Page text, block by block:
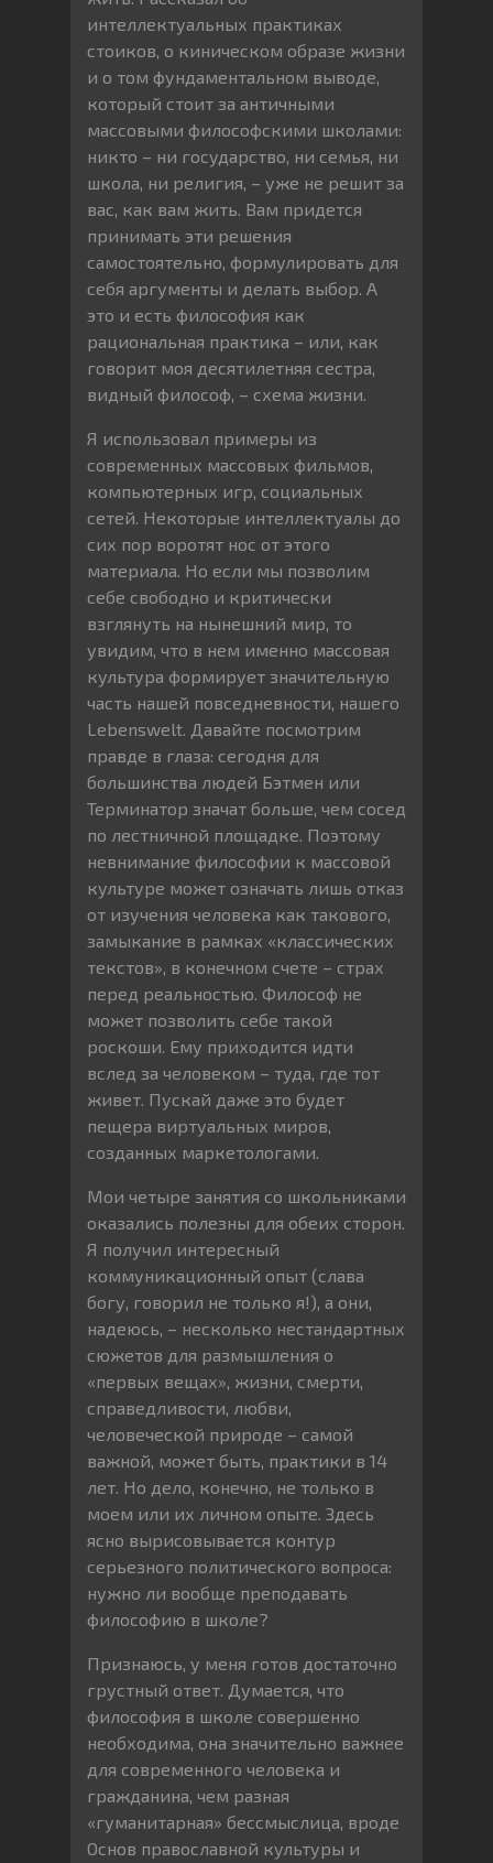
интеллектуальных практиках
стоиков, о киническом образе жизни
и о том фундаментальном выводе,
который стоит за античными
массовыми философскими школами:
никто – ни государство, ни семья, ни
школа, ни религия, – уже не решит за
вас, как вам жить. Вам придется
принимать эти решения
самостоятельно, формулировать для
себя аргументы и делать выбор. А
это и есть философия как
рациональная практика – или, как
говорит моя десятилетняя сестра,
видный философ, – схема жизни.
Я использовал примеры из
современных массовых фильмов,
компьютерных игр, социальных
сетей. Некоторые интеллектуалы до
сих пор воротят нос от этого
материала. Но если мы позволим
себе свободно и критически
взглянуть на нынешний мир, то
увидим, что в нем именно массовая
культура формирует значительную
часть нашей повседневности, нашего
Lebenswelt. Давайте посмотрим
правде в глаза: сегодня для
большинства людей Бэтмен или
Терминатор значат больше, чем сосед
по лестничной площадке. Поэтому
невнимание философии к массовой
культуре может означать лишь отказ
от изучения человека как такового,
замыкание в рамках «классических
текстов», в конечном счете – страх
перед реальностью. Философ не
может позволить себе такой
роскоши. Ему приходится идти
вслед за человеком – туда, где тот
живет. Пускай даже это будет
пещера виртуальных миров,
созданных маркетологами.
Мои четыре занятия со школьниками
оказались полезны для обеих сторон.
Я получил интересный
коммуникационный опыт (слава
богу, говорил не только я!), а они,
надеюсь, – несколько нестандартных
сюжетов для размышления о
«первых вещах», жизни, смерти,
справедливости, любви,
человеческой природе – самой
важной, может быть, практики в 14
лет. Но дело, конечно, не только в
моем или их личном опыте. Здесь
ясно вырисовывается контур
серьезного политического вопроса:
нужно ли вообще преподавать
философию в школе?
Признаюсь, у меня готов достаточно
грустный ответ. Думается, что
философия в школе совершенно
необходима, она значительно важнее
для современного человека и
гражданина, чем разная
«гуманитарная» бессмыслица, вроде
Основ православной культуры и